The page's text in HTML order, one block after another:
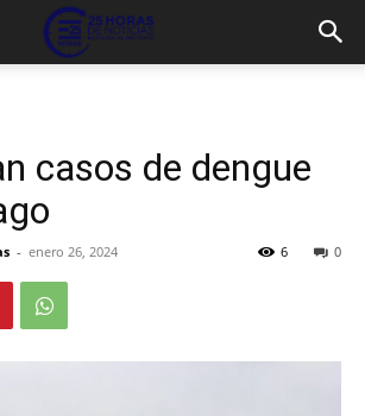
casos de dengue
- enero 26, 2024 0
6